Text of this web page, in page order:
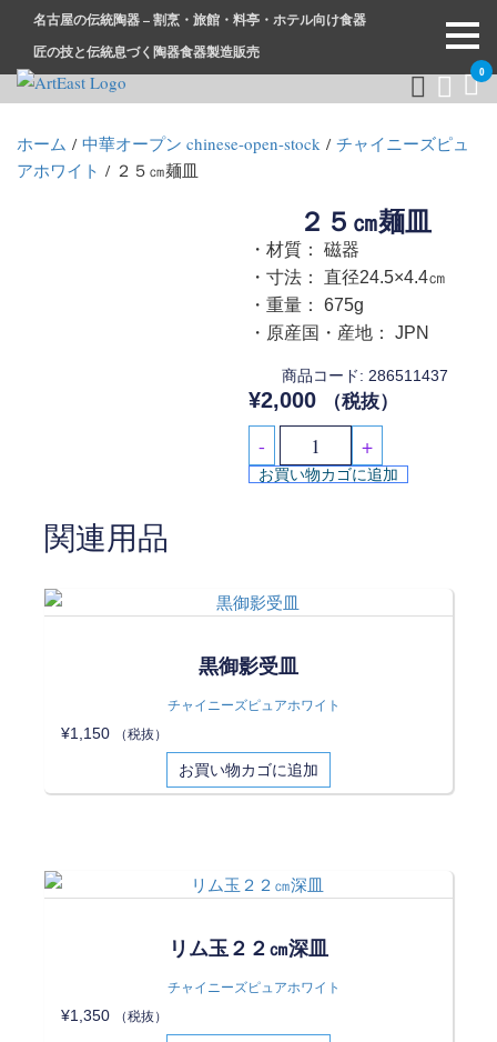
名古屋の伝統陶器 – 割烹・旅館・料亭・ホテル向け食器
匠の技と伝統息づく陶器食器製造販売
和食器・洋食器通販｜割烹・旅館・料亭・ホテル等業務用卸販
売
業務用から個人用まで、おしゃれでかわいい和食器・洋食器は
まとめ買いがお得です。
0
ホーム / 中華オープン chinese-open-stock / チャイニーズピュ
アホワイト / ２５㎝麺皿
２５㎝麺皿
・材質： 磁器
・寸法： 直径24.5×4.4㎝
・重量： 675g
・原産国・産地： JPN
商品コード: 286511437
¥2,000 （税抜）
- +
お買い物カゴに追加
関連用品
黒御影受皿
チャイニーズピュアホワイト
¥1,150 （税抜）
お買い物カゴに追加
リム玉２２㎝深皿
チャイニーズピュアホワイト
¥1,350 （税抜）